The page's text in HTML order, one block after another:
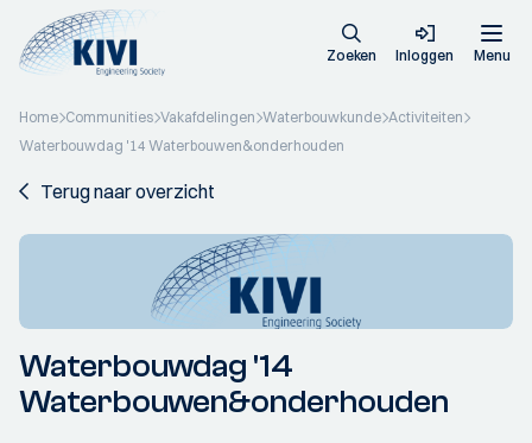
Zoeken Inloggen Menu
Home Communities Vakafdelingen Waterbouwkunde Activiteiten
Waterbouwdag '14 Waterbouwen&onderhouden
Terug naar overzicht
Waterbouwdag '14
Waterbouwen&onderhouden